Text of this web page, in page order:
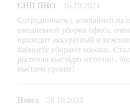
СНП ПНО
16.10.2024
Сотрудничаем с компанией на
ежедневной уборки офиса,
приходит аккуратный и
кабинете убирают хорошо.
растения выглядят отлично ,
высшем уровне!
Павел
28.10.2024